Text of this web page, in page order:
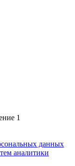
1
данных
аналитики